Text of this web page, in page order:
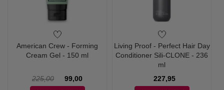
American Crew - Forming
Cream Gel - 150 ml
225,00
99,00
Living Proof - Perfect Hair Day
Conditioner Sili-CLONE - 236
ml
227,95